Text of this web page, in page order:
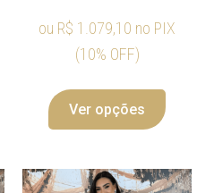
ou R$ 1.079,10 no PIX
(10% OFF)
Ver opções